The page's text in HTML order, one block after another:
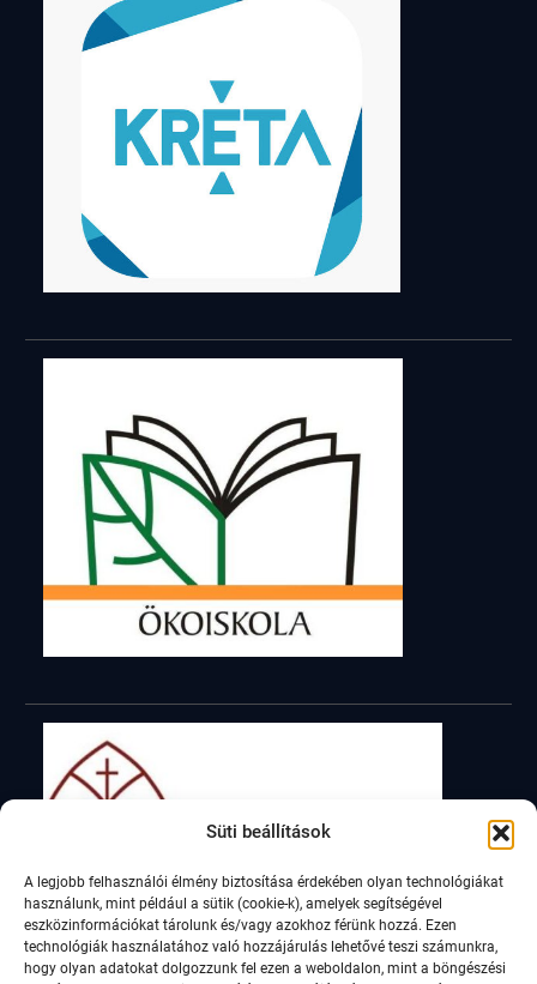
Süti beállítások
A legjobb felhasználói élmény biztosítása érdekében olyan technológiákat
használunk, mint például a sütik (cookie-k), amelyek segítségével
eszközinformációkat tárolunk és/vagy azokhoz férünk hozzá. Ezen
technológiák használatához való hozzájárulás lehetővé teszi számunkra,
hogy olyan adatokat dolgozzunk fel ezen a weboldalon, mint a böngészési